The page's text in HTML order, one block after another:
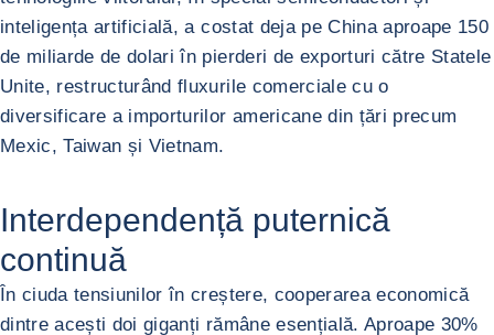
inteligența artificială, a costat deja pe China aproape 150
de miliarde de dolari în pierderi de exporturi către Statele
Unite, restructurând fluxurile comerciale cu o
diversificare a importurilor americane din țări precum
Mexic, Taiwan și Vietnam.
Interdependență puternică
continuă
În ciuda tensiunilor în creștere, cooperarea economică
dintre acești doi giganți rămâne esențială. Aproape 30%